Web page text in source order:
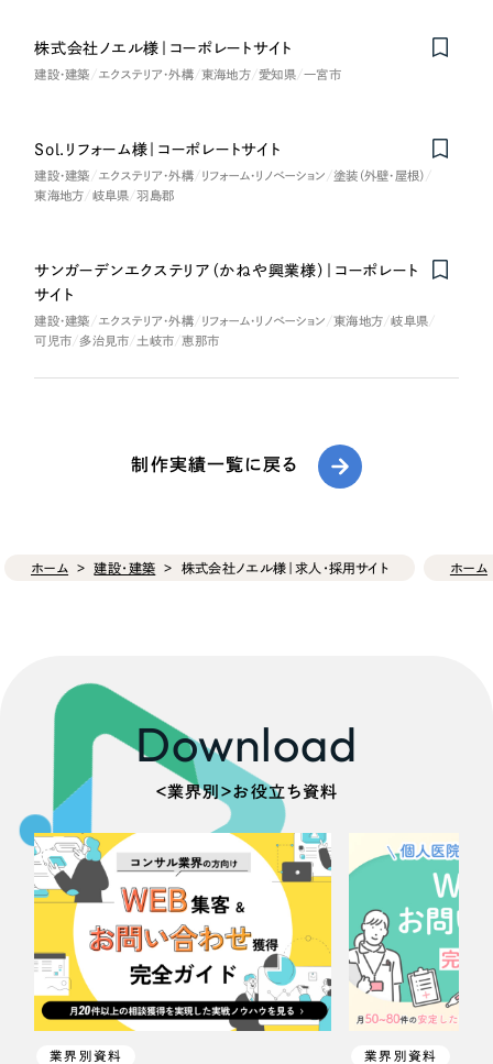
株式会社ノエル様｜コーポレートサイト
建設・建築 エクステリア・外構 東海地方 愛知県 一宮市
Sol.リフォーム様｜コーポレートサイト
建設・建築 エクステリア・外構 リフォーム・リノベーション
塗装（外壁・屋根）
東海地方
岐阜県 羽島郡
サンガーデンエクステリア（かねや興業様）｜コーポレート
サイト
建設・建築 エクステリア・外構 リフォーム・リノベーション 東海地方
岐阜県
可児市
多治見市 土岐市 恵那市
制作実績一覧に戻る
ホーム 建設・建築 株式会社ノエル様｜求人・採用サイト ホーム
Download
＜業界別＞お役立ち資料
業界別資料 業界別資料